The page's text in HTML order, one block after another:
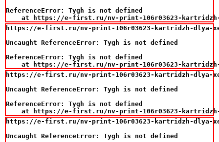
ReferenceError: Tygh is not defined
at https://e-first.ru/nv-print-106r03623-
https://e-first.ru/nv-print-106r03623-kartridzh-dlya-
Uncaught ReferenceError: Tygh is not defined
ReferenceError: Tygh is not defined
at https://e-first.ru/nv-print-106r03623-
https://e-first.ru/nv-print-106r03623-kartridzh-dlya-
Uncaught ReferenceError: Tygh is not defined
ReferenceError: Tygh is not defined
at https://e-first.ru/nv-print-106r03623-
https://e-first.ru/nv-print-106r03623-kartridzh-dlya-
Uncaught ReferenceError: Tygh is not defined